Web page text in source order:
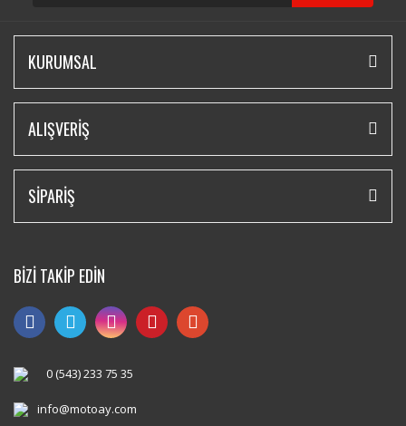
KURUMSAL
ALIŞVERİŞ
SİPARİŞ
BİZİ TAKİP EDİN
0 (543) 233 75 35
info@motoay.com